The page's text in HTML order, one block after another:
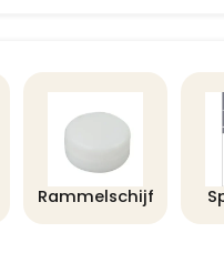
Rammelschijf